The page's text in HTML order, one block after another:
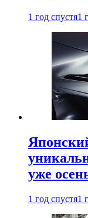
1 год спустя1
уже
1 год спустя1